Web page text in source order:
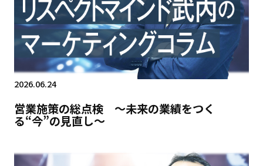
2026.06.24
営業施策の総点検 ～未来の業績をつく
る“今”の見直し～